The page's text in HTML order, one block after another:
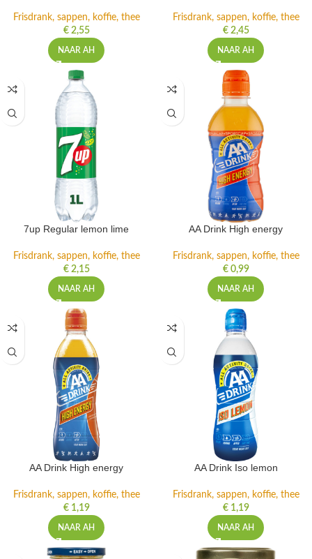
Frisdrank, sappen, koffie, thee
€2,55
NAAR AH
Frisdrank, sappen, koffie, thee
€2,45
NAAR AH
7up Regular lemon lime
Frisdrank, sappen, koffie, thee
€2,15
NAAR AH
AA Drink High energy
Frisdrank, sappen, koffie, thee
€0,99
NAAR AH
AA Drink High energy
Frisdrank, sappen, koffie, thee
€1,19
NAAR AH
AA Drink Iso lemon
Frisdrank, sappen, koffie, thee
€1,19
NAAR AH